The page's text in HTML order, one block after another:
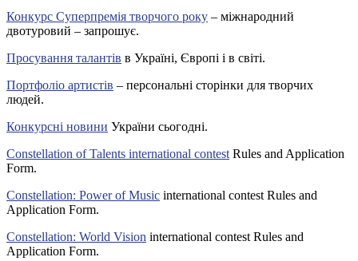
Конкурс Суперпремія творчого року – міжнародний
двотуровий – запрошує.
Просування талантів в Україні, Європі і в світі.
Портфоліо артистів – персональні сторінки для творчих
людей.
Конкурсні новини України сьогодні.
Constellation of Talents international contest Rules and Application
Form.
Constellation: Power of Music international contest Rules and
Application Form.
Constellation: World Vision international contest Rules and
Application Form.